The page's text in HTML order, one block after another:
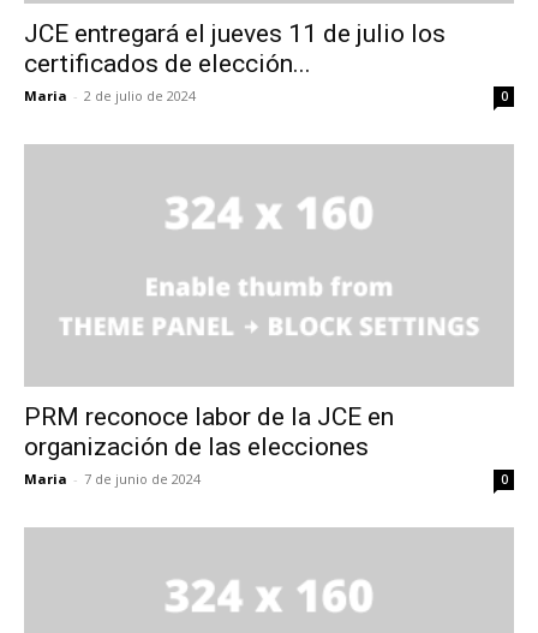
JCE entregará el jueves 11 de julio los
certificados de elección...
Maria - 2 de julio de 2024 0
PRM reconoce labor de la JCE en
organización de las elecciones
Maria - 7 de junio de 2024 0